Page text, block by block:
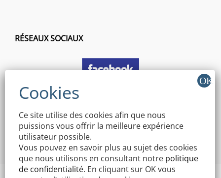
RÉSEAUX SOCIAUX
Ce site utilise des cookies afin que nous
puissions vous offrir la meilleure expérience
utilisateur possible.
Vous pouvez en savoir plus au sujet des cookies
que nous utilisons en consultant notre politique
de confidentialité. En cliquant sur OK vous